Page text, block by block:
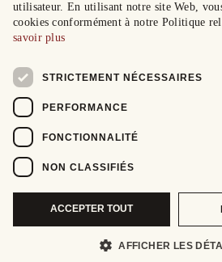
utilisateur. En utilisant notre site Web,
cookies conformément à notre Politique
savoir plus
STRICTEMENT NÉCESSAIRES
PERFORMANCE
FONCTIONNALITÉ
NON CLASSIFIÉS
ACCEPTER TOUT
AFFICHER LES